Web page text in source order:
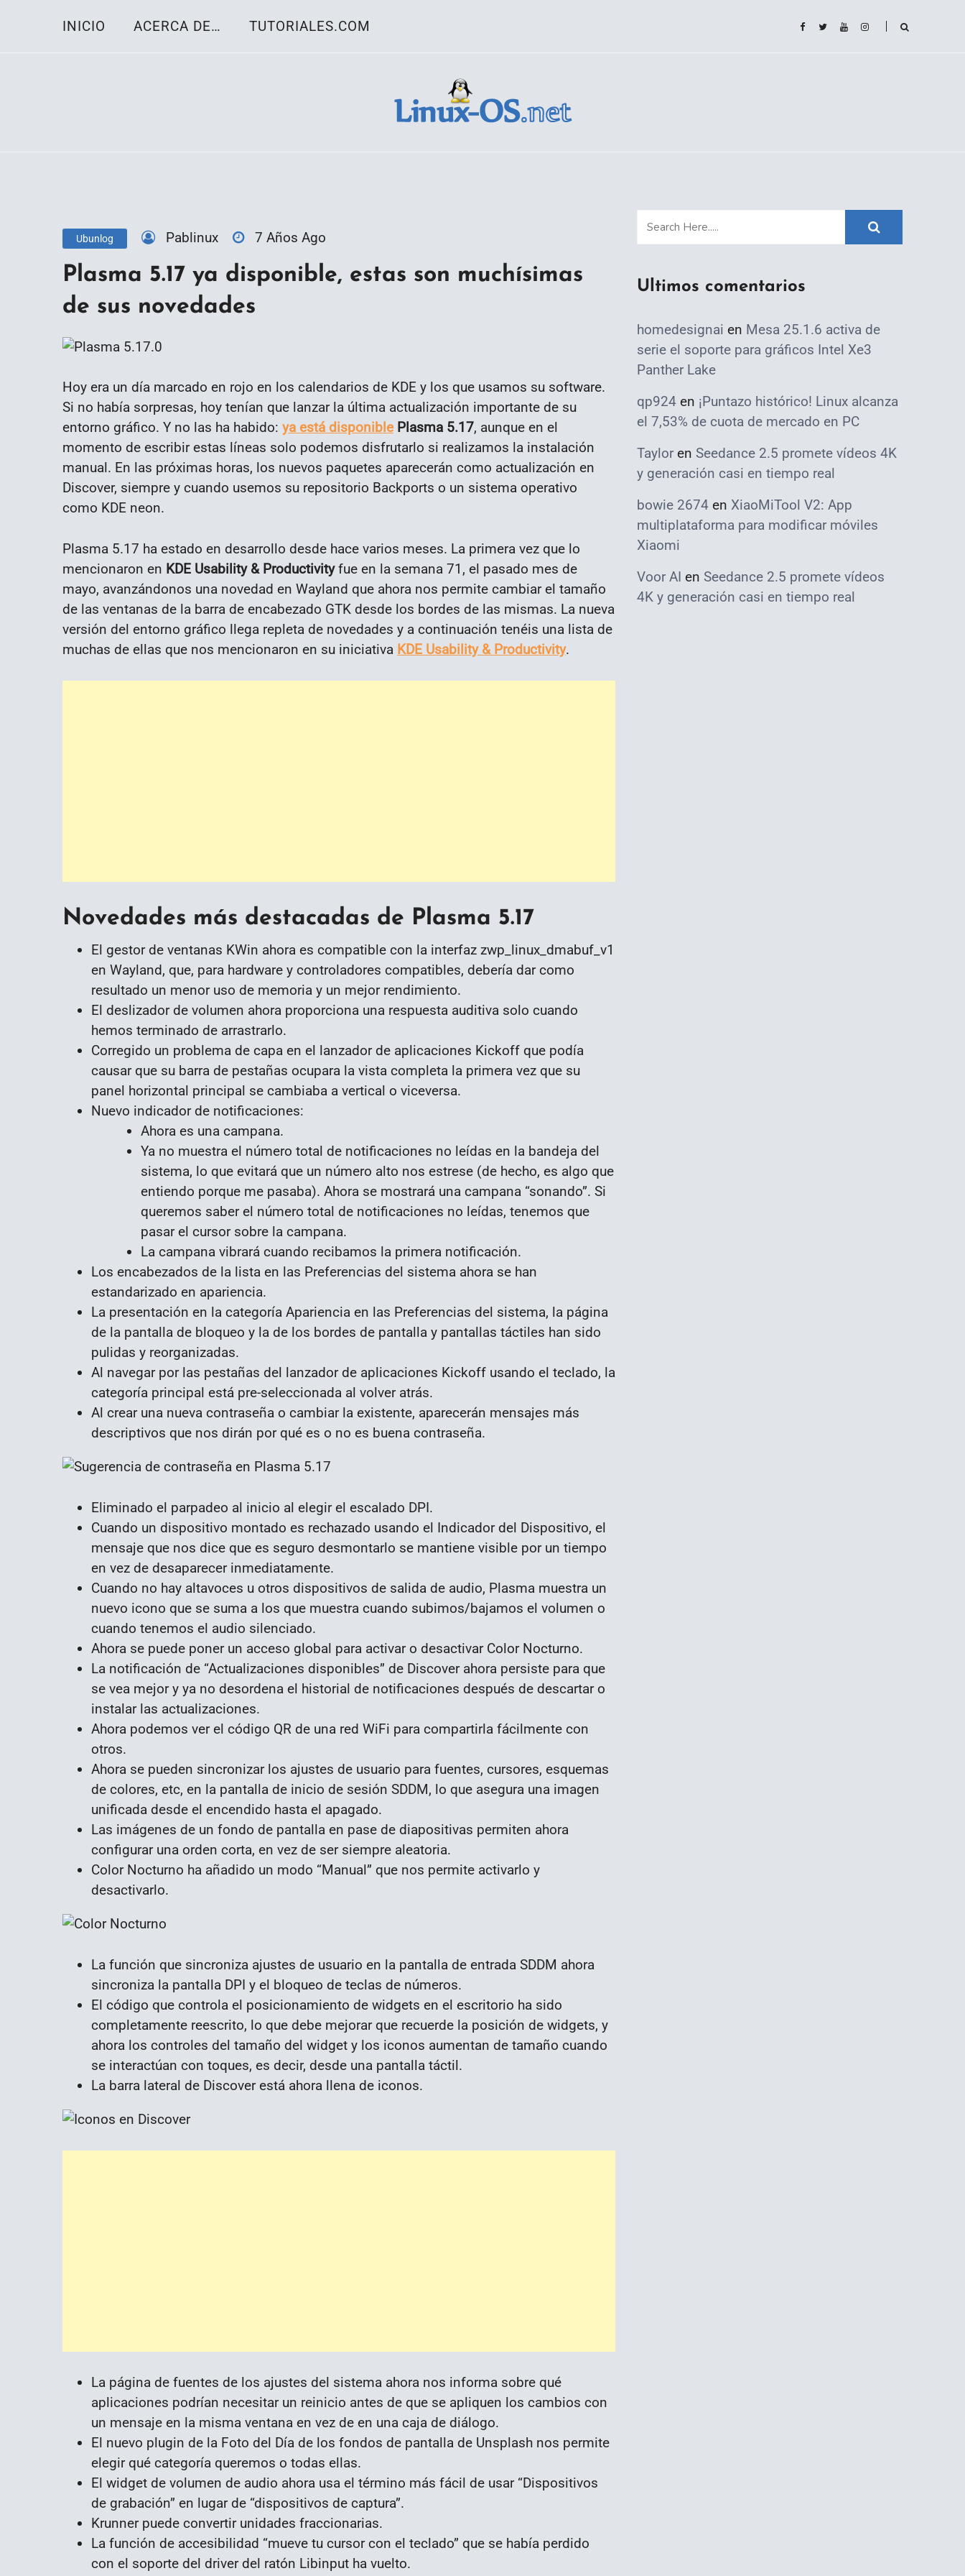
INICIO ACERCA DE… TUTORIALES.COM
Ubunlog Pablinux 7 Años Ago
Plasma 5.17 ya disponible, estas son muchísimas
de sus novedades
Hoy era un día marcado en rojo en los calendarios de KDE y los que usamos su software.
Si no había sorpresas, hoy tenían que lanzar la última actualización importante de su
entorno gráfico. Y no las ha habido: ya está disponiblePlasma 5.17, aunque en el
momento de escribir estas líneas solo podemos disfrutarlo si realizamos la instalación
manual. En las próximas horas, los nuevos paquetes aparecerán como actualización en
Discover, siempre y cuando usemos su repositorio Backports o un sistema operativo
como KDE neon.
Plasma 5.17 ha estado en desarrollo desde hace varios meses. La primera vez que lo
mencionaron en KDE Usability & Productivityfue en la semana 71, el pasado mes de
mayo, avanzándonos una novedad en Wayland que ahora nos permite cambiar el tamaño
de las ventanas de la barra de encabezado GTK desde los bordes de las mismas. La nueva
versión del entorno gráfico llega repleta de novedades y a continuación tenéis una lista de
muchas de ellas que nos mencionaron en su iniciativa KDE Usability & Productivity.
Novedades más destacadas de Plasma 5.17
El gestor de ventanas KWin ahora es compatible con la interfaz zwp_linux_dmabuf_v1
en Wayland, que, para hardware y controladores compatibles, debería dar como
resultado un menor uso de memoria y un mejor rendimiento.
El deslizador de volumen ahora proporciona una respuesta auditiva solo cuando
hemos terminado de arrastrarlo.
Corregido un problema de capa en el lanzador de aplicaciones Kickoff que podía
causar que su barra de pestañas ocupara la vista completa la primera vez que su
panel horizontal principal se cambiaba a vertical o viceversa.
Nuevo indicador de notificaciones:
Ahora es una campana.
Ya no muestra el número total de notificaciones no leídas en la bandeja del
sistema, lo que evitará que un número alto nos estrese (de hecho, es algo que
entiendo porque me pasaba). Ahora se mostrará una campana “sonando”. Si
queremos saber el número total de notificaciones no leídas, tenemos que
pasar el cursor sobre la campana.
La campana vibrará cuando recibamos la primera notificación.
Los encabezados de la lista en las Preferencias del sistema ahora se han
estandarizado en apariencia.
La presentación en la categoría Apariencia en las Preferencias del sistema, la página
de la pantalla de bloqueo y la de los bordes de pantalla y pantallas táctiles han sido
pulidas y reorganizadas.
Al navegar por las pestañas del lanzador de aplicaciones Kickoff usando el teclado, la
categoría principal está pre-seleccionada al volver atrás.
Al crear una nueva contraseña o cambiar la existente, aparecerán mensajes más
descriptivos que nos dirán por qué es o no es buena contraseña.
Eliminado el parpadeo al inicio al elegir el escalado DPI.
Cuando un dispositivo montado es rechazado usando el Indicador del Dispositivo, el
mensaje que nos dice que es seguro desmontarlo se mantiene visible por un tiempo
en vez de desaparecer inmediatamente.
Cuando no hay altavoces u otros dispositivos de salida de audio, Plasma muestra un
nuevo icono que se suma a los que muestra cuando subimos/bajamos el volumen o
cuando tenemos el audio silenciado.
Ahora se puede poner un acceso global para activar o desactivar Color Nocturno.
La notificación de “Actualizaciones disponibles” de Discover ahora persiste para que
se vea mejor y ya no desordena el historial de notificaciones después de descartar o
instalar las actualizaciones.
Ahora podemos ver el código QR de una red WiFi para compartirla fácilmente con
otros.
Ahora se pueden sincronizar los ajustes de usuario para fuentes, cursores, esquemas
de colores, etc, en la pantalla de inicio de sesión SDDM, lo que asegura una imagen
unificada desde el encendido hasta el apagado.
Las imágenes de un fondo de pantalla en pase de diapositivas permiten ahora
configurar una orden corta, en vez de ser siempre aleatoria.
Color Nocturno ha añadido un modo “Manual” que nos permite activarlo y
desactivarlo.
La función que sincroniza ajustes de usuario en la pantalla de entrada SDDM ahora
sincroniza la pantalla DPI y el bloqueo de teclas de números.
El código que controla el posicionamiento de widgets en el escritorio ha sido
completamente reescrito, lo que debe mejorar que recuerde la posición de widgets, y
ahora los controles del tamaño del widget y los iconos aumentan de tamaño cuando
se interactúan con toques, es decir, desde una pantalla táctil.
La barra lateral de Discover está ahora llena de iconos.
La página de fuentes de los ajustes del sistema ahora nos informa sobre qué
aplicaciones podrían necesitar un reinicio antes de que se apliquen los cambios con
un mensaje en la misma ventana en vez de en una caja de diálogo.
El nuevo plugin de la Foto del Día de los fondos de pantalla de Unsplash nos permite
elegir qué categoría queremos o todas ellas.
El widget de volumen de audio ahora usa el término más fácil de usar “Dispositivos
de grabación” en lugar de “dispositivos de captura”.
Krunner puede convertir unidades fraccionarias.
La función de accesibilidad “mueve tu cursor con el teclado” que se había perdido
con el soporte del driver del ratón Libinput ha vuelto.
Ultimos comentarios
homedesignai en Mesa 25.1.6 activa de
serie el soporte para gráficos Intel Xe3
Panther Lake
qp924 en ¡Puntazo histórico! Linux alcanza
el 7,53% de cuota de mercado en PC
Taylor en Seedance 2.5 promete vídeos 4K
y generación casi en tiempo real
bowie 2674 en XiaoMiTool V2: App
multiplataforma para modificar móviles
Xiaomi
Voor AI en Seedance 2.5 promete vídeos
4K y generación casi en tiempo real